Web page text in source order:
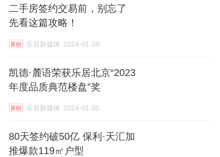
二手房签约交易前，别忘了
先看这篇攻略！
原创 乐居新媒体 2024-01-08
凯德·麓语荣获乐居北京“2023
年度品质典范楼盘”奖
原创 乐居新媒体 2024-01-05
80天签约破50亿 保利·天汇加
推爆款119㎡户型